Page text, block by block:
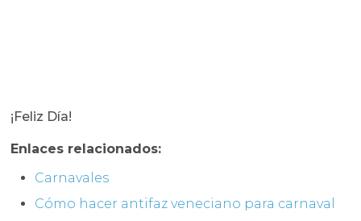
¡Feliz Día!
Enlaces relacionados:
Carnavales
Cómo hacer antifaz veneciano para carnaval